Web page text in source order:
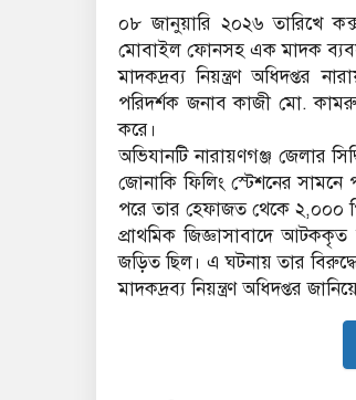
০৮ জানুয়ারি ২০২৬ তারিখে
মোবাইল ফোনসহ এক মাদক
মাদকদ্রব্য নিয়ন্ত্রণ অধিদপ্তর
পরিদর্শক জনাব কাজী মো.
করে।
অভিযানটি নারায়ণগঞ্জ জেলার
জোনাকি ফিলিং স্টেশনের
পরে তার হেফাজত থেকে ২,০০০
প্রাথমিক জিজ্ঞাসাবাদে
জড়িত ছিল। এ ঘটনায় তার
মাদকদ্রব্য নিয়ন্ত্রণ অধিদপ্তর